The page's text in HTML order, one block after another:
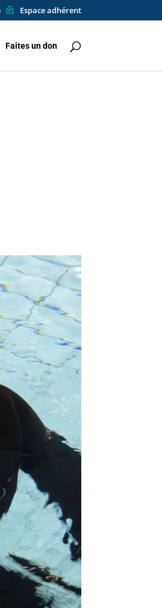
Espace adhérent
Faites un don